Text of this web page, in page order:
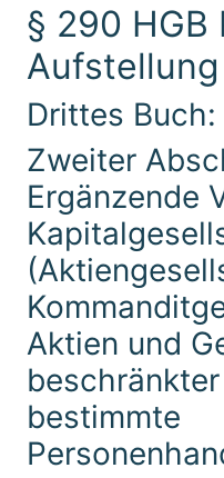
§ 290
Aufstellung
Drittes
Zweiter
Ergänzende
Aktien und
bestimmte